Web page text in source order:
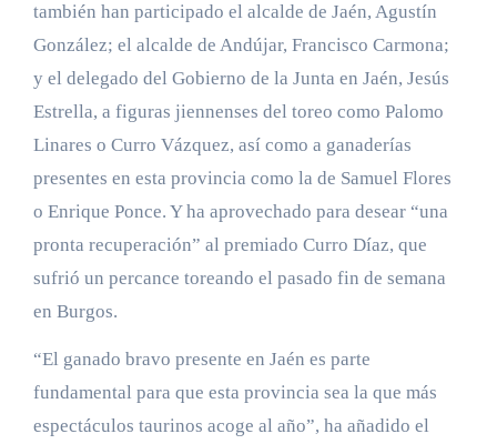
también han participado el alcalde de Jaén, Agustín
González; el alcalde de Andújar, Francisco Carmona;
y el delegado del Gobierno de la Junta en Jaén, Jesús
Estrella, a figuras jiennenses del toreo como Palomo
Linares o Curro Vázquez, así como a ganaderías
presentes en esta provincia como la de Samuel Flores
o Enrique Ponce. Y ha aprovechado para desear “una
pronta recuperación” al premiado Curro Díaz, que
sufrió un percance toreando el pasado fin de semana
en Burgos.
“El ganado bravo presente en Jaén es parte
fundamental para que esta provincia sea la que más
espectáculos taurinos acoge al año”, ha añadido el